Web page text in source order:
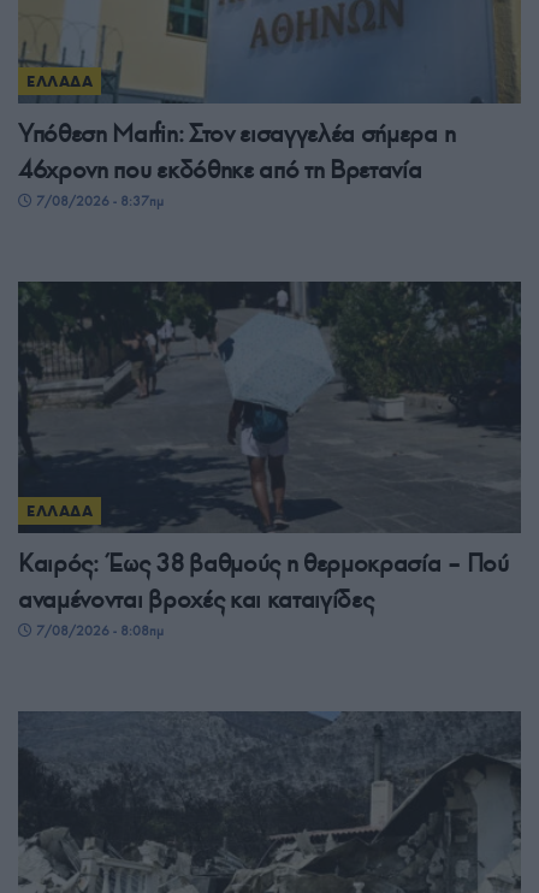
ΕΛΛΑΔΑ
Υπόθεση Marfin: Στον εισαγγελέα σήμερα η
46χρονη που εκδόθηκε από τη Βρετανία
7/08/2026 - 8:37πμ
ΕΛΛΑΔΑ
Καιρός: Έως 38 βαθμούς η θερμοκρασία – Πού
αναμένονται βροχές και καταιγίδες
7/08/2026 - 8:08πμ